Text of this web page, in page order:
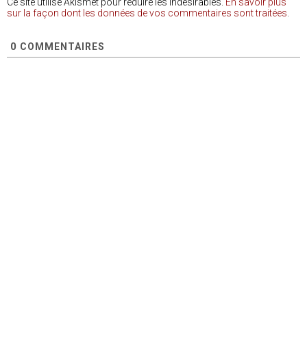
sur la façon dont les données de vos commentaires sont traitées
0 COMMENTAIRES